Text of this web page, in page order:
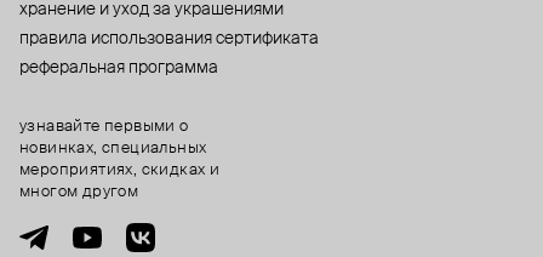
хранение и уход за украшениями
правила использования сертификата
реферальная программа
узнавайте первыми о
новинках, специальных
мероприятиях, скидках и
многом другом